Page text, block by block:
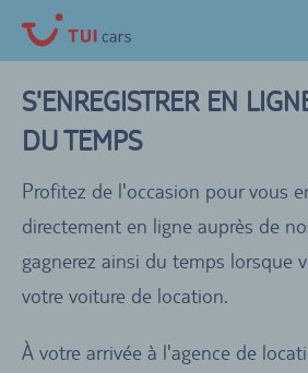
S'ENREGISTRER EN
DU TEMPS
Profitez de l'occasion pour vous
directement en ligne auprès de
gagnerez ainsi du temps lorsque
votre voiture de location.
À votre arrivée à l'agence de